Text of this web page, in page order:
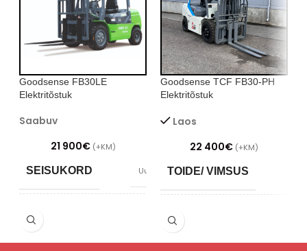
Goodsense FB30LE
Elektritõstuk
Saabuv
21 900€ (+KM)
SEISUKORD Uus
TOIDE/ VIMSUS
Goodsense TCF FB30-PH
Elektritõstuk
Laos
22 400€ (+KM)
TOIDE/ VIMSUS
SEISUKORD